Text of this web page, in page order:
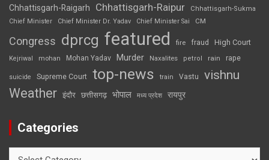
Chhattisgarh-Raigarh Chhattisgarh-Raipur
Chhattisgarh-Sukma
Chief Minister
Chief Minister Dr. Yadav Chief Minister Sai CM
Congress dprcg featured fire fraud High Court
Kejriwal mohan Mohan Yadav Murder Naxalites petrol rain rape
suicide Supreme Court top-news train Vastu vishnu
Weather इंदौर छत्तीसगढ़ भोपाल मध्य प्रदेश रायपुर
Categories